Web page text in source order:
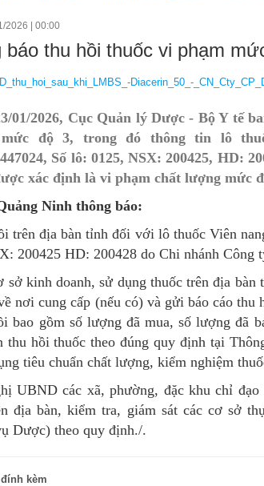
CHỨC NĂNG, NHIỆM VỤ
TỔ CHỨC BỘ MÁYBan Giám đốc
Văn phòng
Nghiệp vụ Y
Nghiệp vụ Dược
Phòng Dân số và
Phòng Bảo trợ xã
Cơ quan, đơn vị
KẾ HOẠCH PHÁT TRIỂN
SƠ ĐỒ TỔ CHỨC BỘ MÁY
LỊCH SỬ Y TẾ QUẢNG NINH
QUY CHẾ LÀM VIỆC SỞ Y TẾ
2026 | 00:00
báo thu hồi thuốc vi phạm
Diacerin_50_-
01/2026, Cục Quản lý Dược - Bộ Y tế
độ 3, trong đó thông tin lô
Số lô: 0125, NSX: 200425, HD:
xác định là vi phạm chất lượng mức
Ninh thông báo:
trên địa bàn tỉnh đối với lô thuốc Viên
200425 HD: 200428 do Chi nhánh Công
sở kinh doanh, sử dụng thuốc trên địa
nơi cung cấp (nếu có) và gửi báo cáo
bao gồm số lượng đã mua, số lượng đã
thu hồi thuốc theo đúng quy định tại
tiêu chuẩn chất lượng, kiểm nghiệm
UBND các xã, phường, đặc khu chỉ đạo
địa bàn, kiểm tra, giám sát các cơ sở
Dược) theo quy định./.
kèm